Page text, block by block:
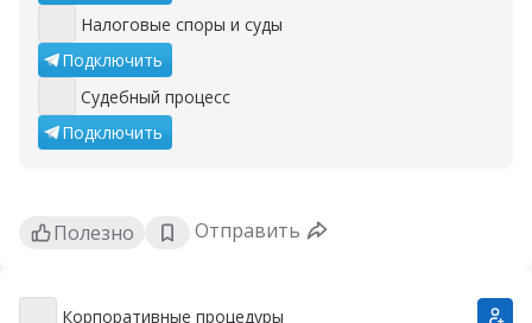
Налоговые споры и суды
Налоговые споры и суды
Подключить
Судебный процесс
Судебный процесс
Подключить
Полезно Отправить
Корпоративные процедуры